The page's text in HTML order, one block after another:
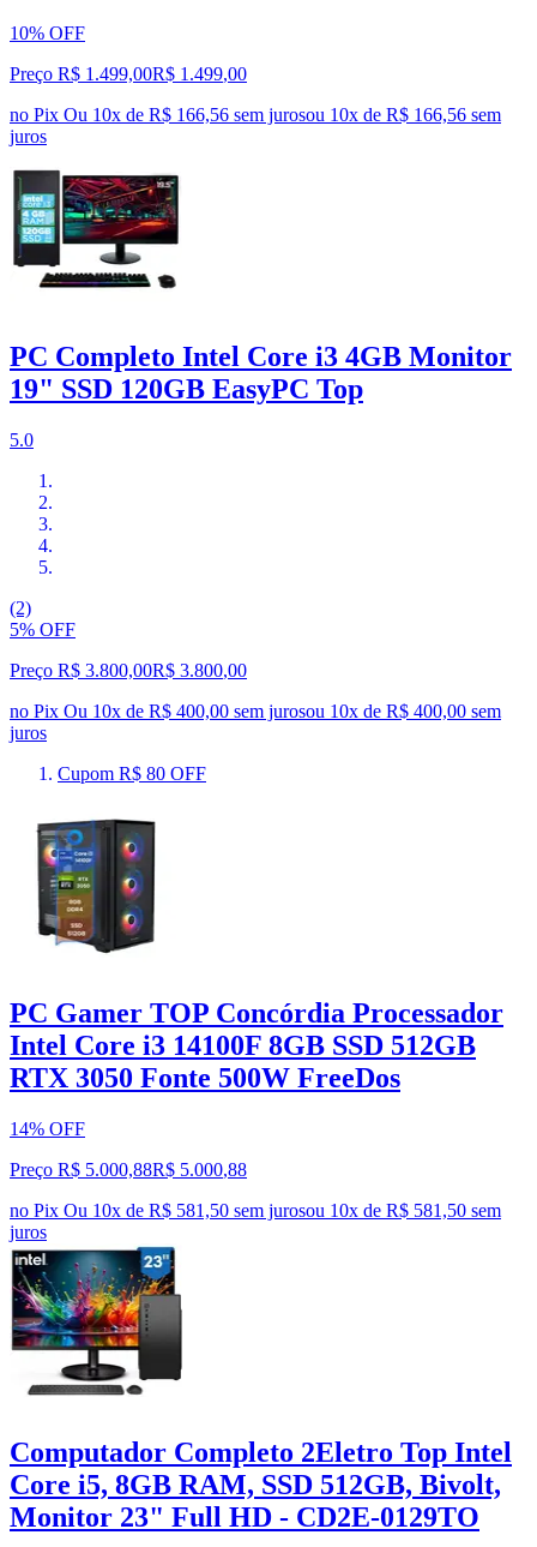
10% OFF
Preço R$ 1.499,00R$ 1.499,00
no Pix Ou 10x de R$ 166,56 sem jurosou 10x de R$ 166,56 sem
juros
PC Completo Intel Core i3 4GB Monitor
19" SSD 120GB EasyPC Top
5.0
(2)
5% OFF
Preço R$ 3.800,00R$ 3.800,00
no Pix Ou 10x de R$ 400,00 sem jurosou 10x de R$ 400,00 sem
juros
Cupom R$ 80 OFF
PC Gamer TOP Concórdia Processador
Intel Core i3 14100F 8GB SSD 512GB
RTX 3050 Fonte 500W FreeDos
14% OFF
Preço R$ 5.000,88R$ 5.000,88
no Pix Ou 10x de R$ 581,50 sem jurosou 10x de R$ 581,50 sem
juros
Computador Completo 2Eletro Top Intel
Core i5, 8GB RAM, SSD 512GB, Bivolt,
Monitor 23" Full HD - CD2E-0129TO